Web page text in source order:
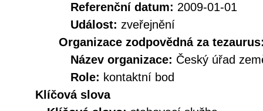
Referenční datum: 2009-01-01
Událost: zveřejnění
Organizace zodpovědná za
Název organizace: Český úřad
Role: kontaktní bod
Klíčová slova